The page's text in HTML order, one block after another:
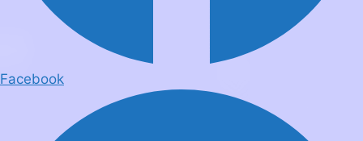
Facebook